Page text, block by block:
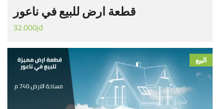
قطعة ارض للبيع في ناعور
32.000jd
البيع